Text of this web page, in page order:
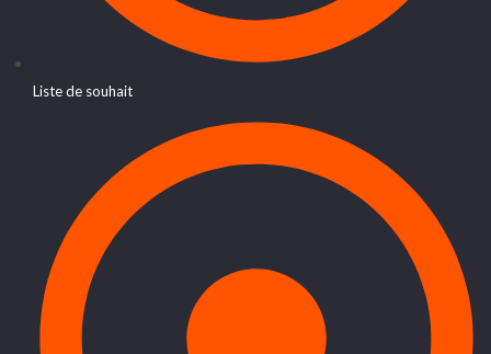
Liste de souhait